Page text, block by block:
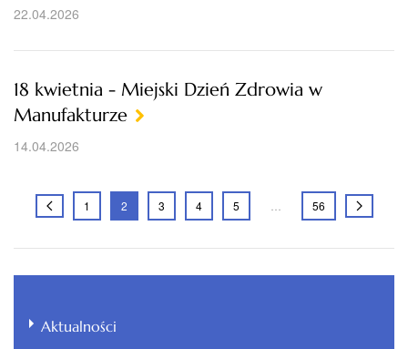
22.04.2026
18 kwietnia - Miejski Dzień Zdrowia w
Manufakturze
14.04.2026
1 2 3 4 5 56
Aktualności